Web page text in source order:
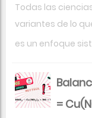
Todas las
variantes de lo
es un enfoque
=